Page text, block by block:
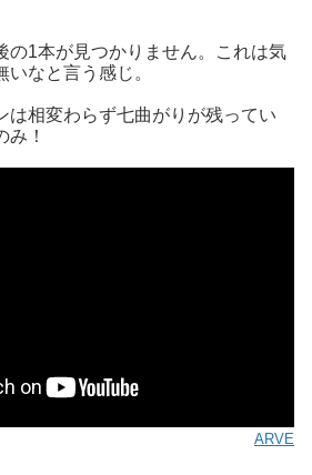
の1本が見つかりません。これは気
なと言う感じ。
は相変わらず七曲がりが残ってい
み！
ARVE